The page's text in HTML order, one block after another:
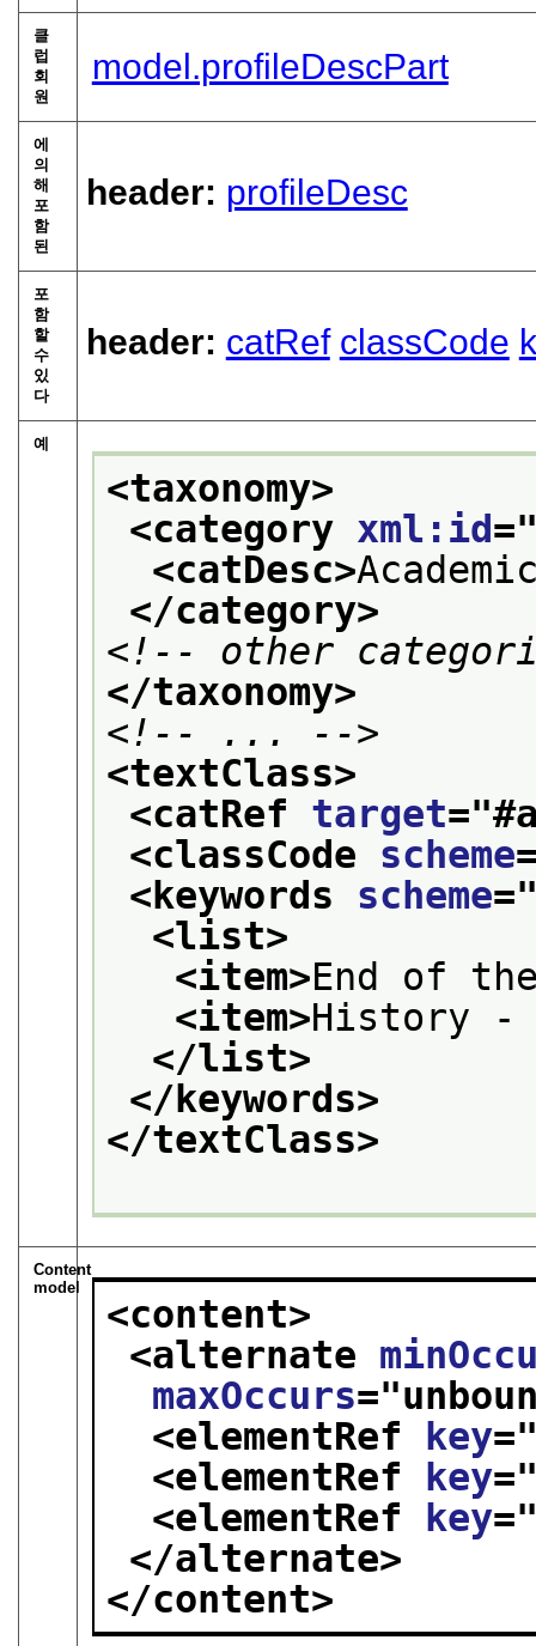
클
럽
회
원
model.profileDescPart
에
의
해
포
함
된
header: profileDesc
포
함
할
수
있
다
header: catRef classCode
예
<taxonomy>
<category xml:id
<catDesc>
</category>
<!-- other
</taxonomy>
<!-- ... -->
<textClass>
<catRef target="
<classCode scheme
<keywords scheme
<list>
<item>End of
<item>History -
</list>
</keywords>
</textClass>
Content
model
<content>
<alternate
maxOccurs="
<elementRef key
<elementRef key
<elementRef key
</alternate>
</content>